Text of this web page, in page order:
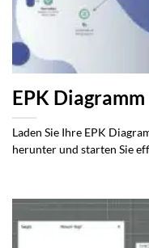
EPK Diagramm
Laden Sie Ihre EPK
herunter und starten Sie